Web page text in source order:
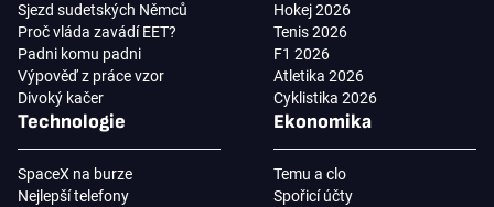
Sjezd sudetských Němců
Proč vláda zavádí EET?
Padni komu padni
Výpověď z práce vzor
Divoký kačer
Hokej 2026
Tenis 2026
F1 2026
Atletika 2026
Cyklistika 2026
Technologie
SpaceX na burze
Nejlepší telefony
Ekonomika
Temu a clo
Spořicí účty